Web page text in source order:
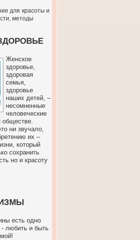
для красоты и
методы
Женское
здоровье,
здоровая
семья,
здоровье
наших детей, –
несомненные
человеческие
обществе.
ни звучало,
их –
который
сохранить
но и красоту
есть одно
любить и быть